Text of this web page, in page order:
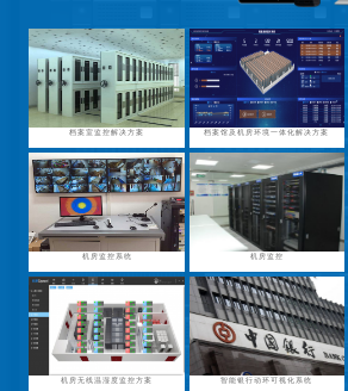
档案室监控解决方案 档案馆及机房环境一体化解决方案
机房监控系统 机房监控
机房无线温湿度监控方案 智能银行动环可视化系统